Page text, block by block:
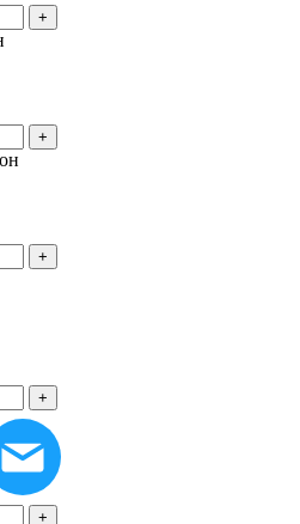
+
+
+
+
+